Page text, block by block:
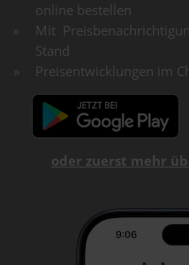
online bestellen
Mit
Stand
Preisentwicklungen im
oder zuerst mehr